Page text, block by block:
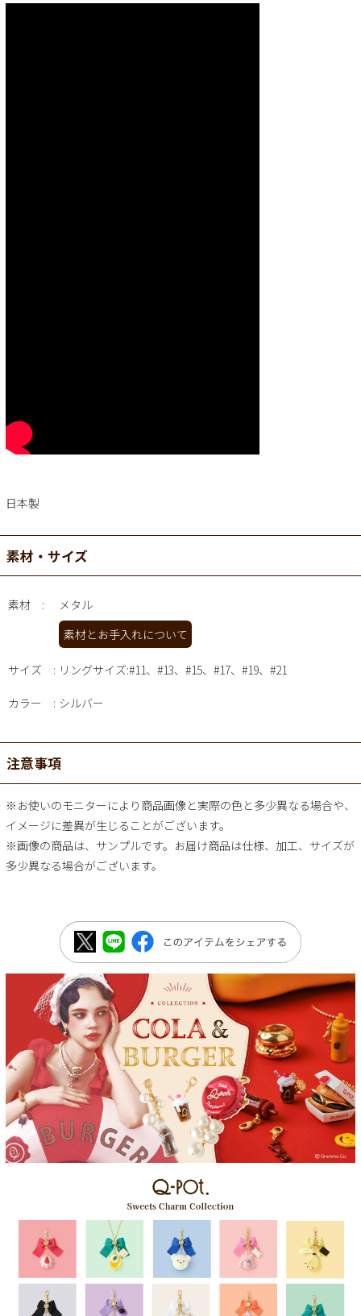
日本製
素材・サイズ
素材
メタル
素材とお手入れについて
サイズ リングサイズ:#11、#13、#15、#17、#19、#21
カラー シルバー
注意事項
※お使いのモニターにより商品画像と実際の色と多少異なる場合や、
イメージに差異が生じることがございます。
※画像の商品は、サンプルです。お届け商品は仕様、加工、サイズが
多少異なる場合がございます。